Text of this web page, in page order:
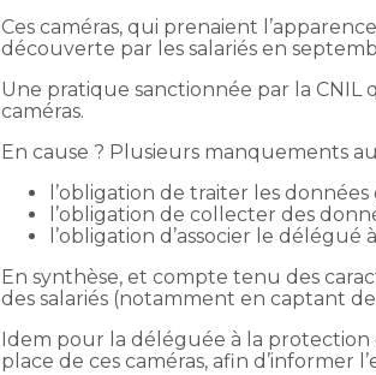
Ces caméras, qui prenaient
découverte par les salariés en
Une pratique sanctionnée par la CNIL
caméras.
En cause ? Plusieurs manquements
l’obligation de traiter les
l’obligation de collecter des
l’obligation d’associer le
En synthèse, et compte tenu des
des salariés (notamment en captant
Idem pour la déléguée à la protection
place de ces caméras, afin d’informer